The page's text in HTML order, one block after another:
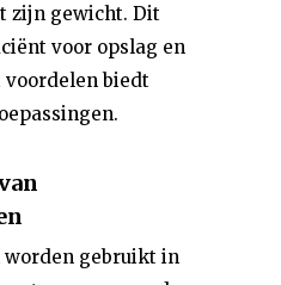
zijn gewicht. Dit
voor opslag en
biedt
worden gebruikt in